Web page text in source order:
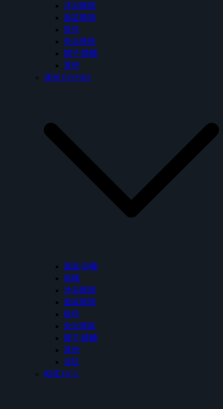
沐浴龍頭
面盆龍頭
掛件
免治便座
鏡子/鏡櫃
其他
澳洲 INSPiRE
面盆/浴櫃
馬桶
沐浴龍頭
面盆龍頭
掛件
免治便座
鏡子/鏡櫃
其他
浴缸
和成 HCG